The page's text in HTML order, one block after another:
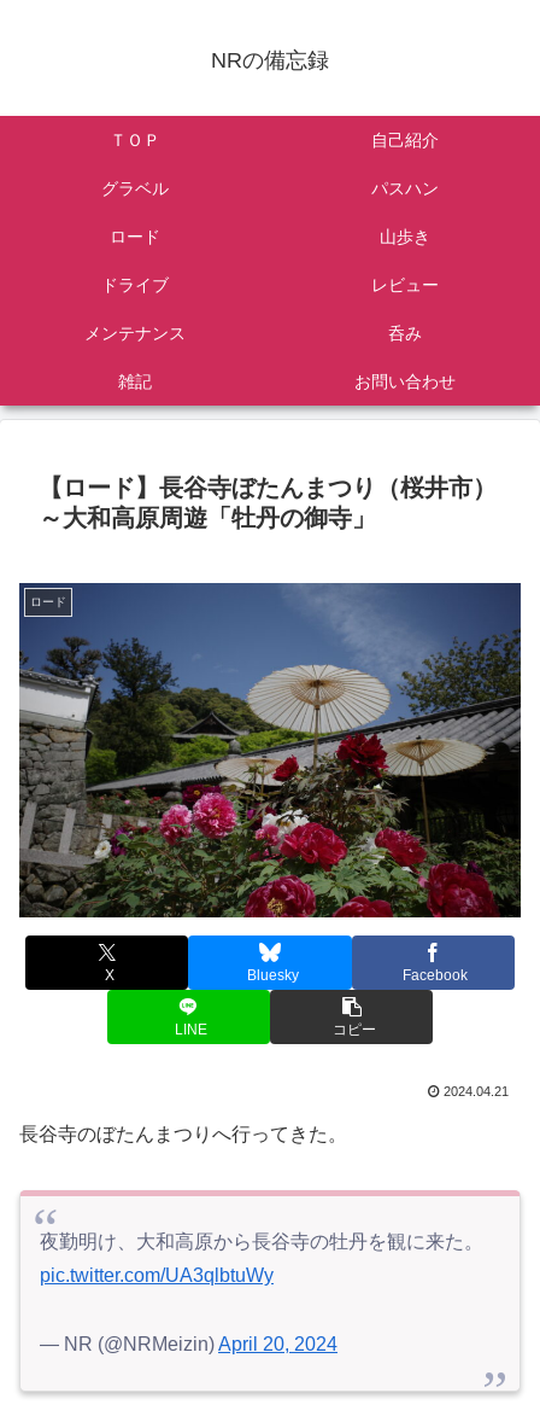
NRの備忘録
ＴＯＰ 自己紹介
グラベル パスハン
ロード 山歩き
ドライブ レビュー
メンテナンス 呑み
雑記 お問い合わせ
【ロード】長谷寺ぼたんまつり（桜井市）
～大和高原周遊「牡丹の御寺」
ロード
X Bluesky Facebook
LINE コピー
2024.04.21
長谷寺のぼたんまつりへ行ってきた。
夜勤明け、大和高原から長谷寺の牡丹を観に来た。
pic.twitter.com/UA3qlbtuWy
— NR (@NRMeizin)April 20, 2024